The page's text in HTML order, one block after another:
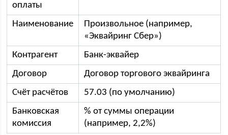
оплаты
Наименование
Произвольное (например,
«Эквайринг Сбер»)
Контрагент
Банк-эквайер
Договор
Договор торгового эквайринга
Счёт расчётов
57.03 (по умолчанию)
Банковская
комиссия
% от суммы операции
(например, 2,2%)